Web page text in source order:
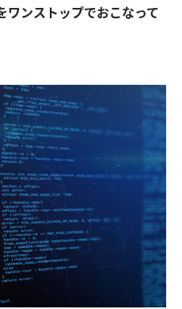
ワンストップでおこなって